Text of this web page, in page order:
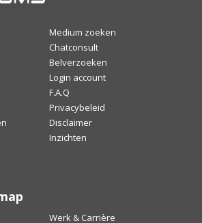
Medium zoeken
Chatconsult
Belverzoeken
Login account
F.A.Q
Privacybeleid
Disclaimer
Inzichten
Werk & Carrière